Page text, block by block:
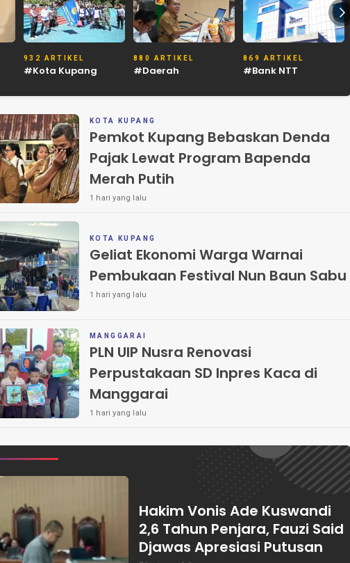
932 ARTIKEL
#Kota Kupang
880 ARTIKEL
#Daerah
869 ARTIKEL
#Bank NTT
KOTA KUPANG
Pemkot Kupang Bebaskan Denda
Pajak Lewat Program Bapenda
Merah Putih
1 hari yang lalu
KOTA KUPANG
Geliat Ekonomi Warga Warnai
Pembukaan Festival Nun Baun Sabu
1 hari yang lalu
MANGGARAI
PLN UIP Nusra Renovasi
Perpustakaan SD Inpres Kaca di
Manggarai
1 hari yang lalu
Hakim Vonis Ade Kuswandi
2,6 Tahun Penjara, Fauzi Said
Djawas Apresiasi Putusan